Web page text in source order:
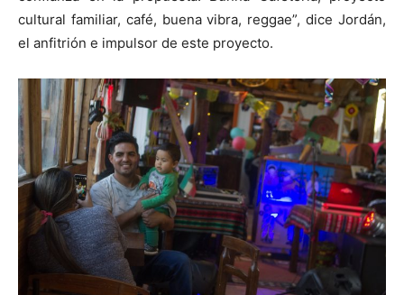
cultural familiar, café, buena vibra, reggae”, dice Jordán,
el anfitrión e impulsor de este proyecto.